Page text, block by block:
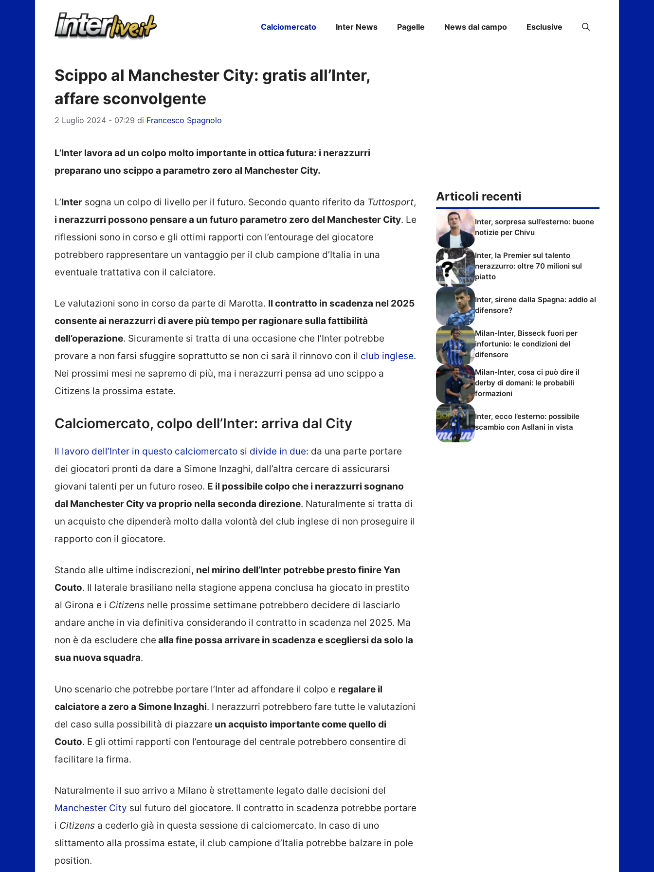
Calciomercato Inter News Pagelle News dal campo Esclusive
Scippo al Manchester City: gratis all’Inter,
affare sconvolgente
2 Luglio 2024 - 07:29 di Francesco Spagnolo
L’Inter lavora ad un colpo molto importante in ottica futura: i nerazzurri
preparano uno scippo a parametro zero al Manchester City.
L’Inter sogna un colpo di livello per il futuro. Secondo quanto riferito da Tuttosport,
i nerazzurri possono pensare a un futuro parametro zero del Manchester City. Le
riflessioni sono in corso e gli ottimi rapporti con l’entourage del giocatore
potrebbero rappresentare un vantaggio per il club campione d’Italia in una
eventuale trattativa con il calciatore.
Le valutazioni sono in corso da parte di Marotta. Il contratto in scadenza nel 2025
consente ai nerazzurri di avere più tempo per ragionare sulla fattibilità
dell’operazione. Sicuramente si tratta di una occasione che l’Inter potrebbe
provare a non farsi sfuggire soprattutto se non ci sarà il rinnovo con il club inglese.
Nei prossimi mesi ne sapremo di più, ma i nerazzurri pensa ad uno scippo a
Citizens la prossima estate.
Calciomercato, colpo dell’Inter: arriva dal City
Il lavoro dell’Inter in questo calciomercato si divide in due: da una parte portare
dei giocatori pronti da dare a Simone Inzaghi, dall’altra cercare di assicurarsi
giovani talenti per un futuro roseo. E il possibile colpo che i nerazzurri sognano
dal Manchester City va proprio nella seconda direzione. Naturalmente si tratta di
un acquisto che dipenderà molto dalla volontà del club inglese di non proseguire il
rapporto con il giocatore.
Stando alle ultime indiscrezioni, nel mirino dell’Inter potrebbe presto finire Yan
Couto. Il laterale brasiliano nella stagione appena conclusa ha giocato in prestito
al Girona e i Citizens nelle prossime settimane potrebbero decidere di lasciarlo
andare anche in via definitiva considerando il contratto in scadenza nel 2025. Ma
non è da escludere che alla fine possa arrivare in scadenza e scegliersi da solo la
sua nuova squadra.
Uno scenario che potrebbe portare l’Inter ad affondare il colpo e regalare il
calciatore a zero a Simone Inzaghi. I nerazzurri potrebbero fare tutte le valutazioni
del caso sulla possibilità di piazzare un acquisto importante come quello di
Couto. E gli ottimi rapporti con l’entourage del centrale potrebbero consentire di
facilitare la firma.
Naturalmente il suo arrivo a Milano è strettamente legato dalle decisioni del
Manchester City sul futuro del giocatore. Il contratto in scadenza potrebbe portare
i Citizens a cederlo già in questa sessione di calciomercato. In caso di uno
slittamento alla prossima estate, il club campione d’Italia potrebbe balzare in pole
position.
Articoli recenti
Inter, sorpresa sull’esterno: buone
notizie per Chivu
Inter, la Premier sul talento
nerazzurro: oltre 70 milioni sul
piatto
Inter, sirene dalla Spagna: addio al
difensore?
Milan-Inter, Bisseck fuori per
infortunio: le condizioni del
difensore
Milan-Inter, cosa ci può dire il
derby di domani: le probabili
formazioni
Inter, ecco l’esterno: possibile
scambio con Asllani in vista